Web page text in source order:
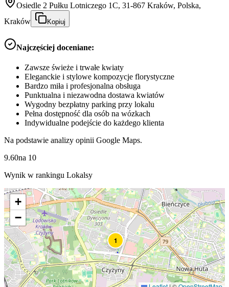
Osiedle 2 Pułku Lotniczego 1C, 31-867 Kraków, Polska,
Kraków
Kopiuj
Najczęściej doceniane:
Zawsze świeże i trwałe kwiaty
Eleganckie i stylowe kompozycje florystyczne
Bardzo miła i profesjonalna obsługa
Punktualna i niezawodna dostawa kwiatów
Wygodny bezpłatny parking przy lokalu
Pełna dostępność dla osób na wózkach
Indywidualne podejście do każdego klienta
Na podstawie analizy opinii Google Maps.
9.60na 10
Wynik w rankingu Lokalsy
1
+
−